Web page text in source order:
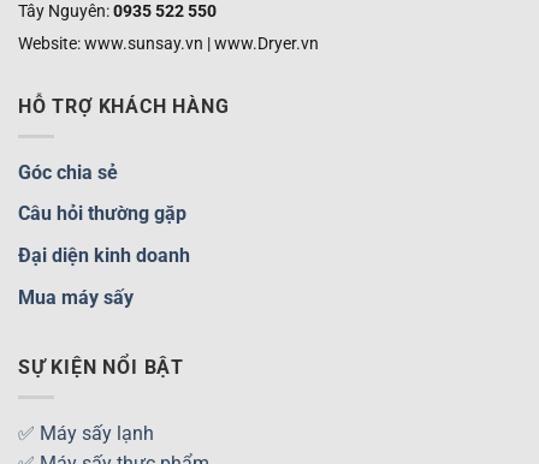
Tây Nguyên:0935 522 550
Website: www.sunsay.vn | www.Dryer.vn
HỖ TRỢ KHÁCH HÀNG
Góc chia sẻ
Câu hỏi thường gặp
Đại diện kinh doanh
Mua máy sấy
SỰ KIỆN NỔI BẬT
✅ Máy sấy lạnh